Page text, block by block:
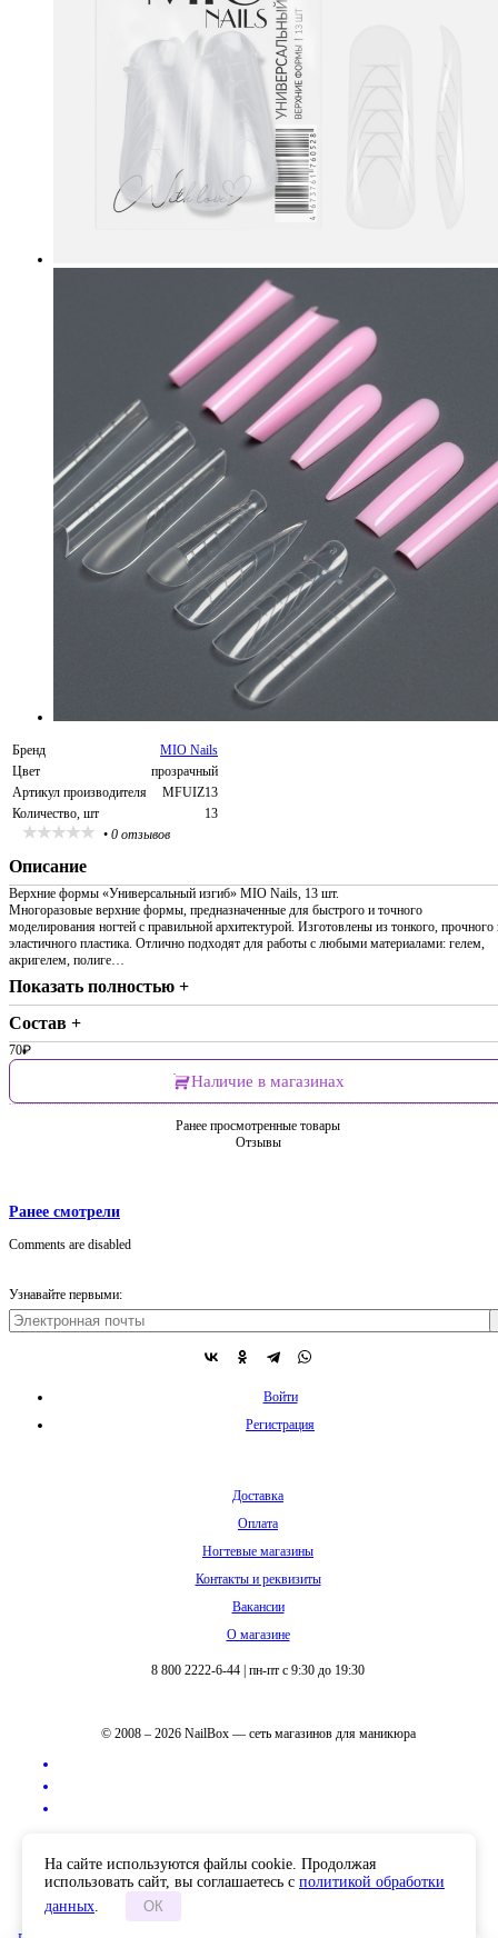
Бренд
MIO Nails
Цвет
прозрачный
Артикул производителя
MFUIZ13
Количество, шт
13
• 0 отзывов
Описание
Верхние формы «Универсальный изгиб» MIO Nails, 13 шт.
Многоразовые верхние формы, предназначенные для быстрого и точного
моделирования ногтей с правильной архитектурой. Изготовлены из тонкого, прочного
эластичного пластика. Отлично подходят для работы с любыми материалами: гелем,
акригелем, полиге…
Показать полностью +
Состав +
70₽
Наличие в магазинах
Ранее просмотренные товары
Отзывы
Ранее смотрели
Comments are disabled
Узнавайте первыми:
Войти
Регистрация
Доставка
Оплата
Ногтевые магазины
Контакты и реквизиты
Вакансии
О магазине
8 800 2222-6-44 пн-пт с 9:30 до 19:30
© 2008 – 2026 NailBox — сеть магазинов для маникюра
На сайте используются файлы cookie. Продолжая
использовать сайт, вы соглашаетесь с политикой обработки
данных. ОК